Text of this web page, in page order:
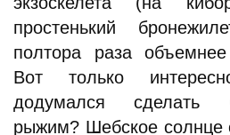
простенький
полтора раза
Вот только
додумался сделать
рыжим? Шебское солнце